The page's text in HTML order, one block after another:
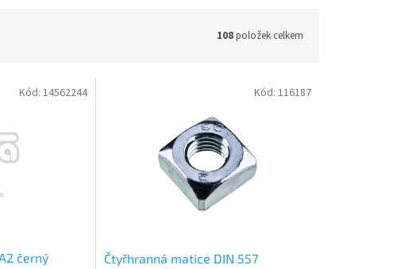
108položek celkem
černý
Kód: 14562244
Čtyřhranná matice DIN 557
Kód: 116187